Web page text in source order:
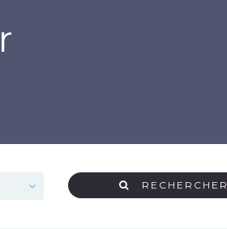
RECHERCHER